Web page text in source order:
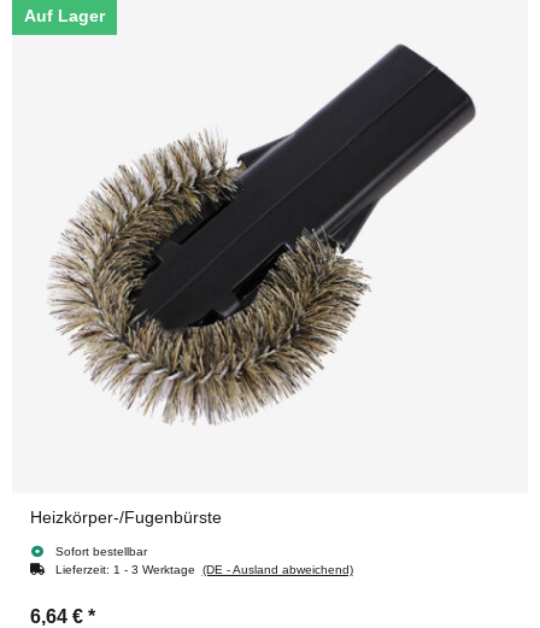
Auf Lager
Heizkörper-/Fugenbürste
Sofort bestellbar
Lieferzeit: 1 - 3 Werktage (DE - Ausland abweichend)
6,64 € *